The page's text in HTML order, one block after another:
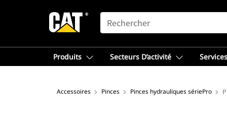
SEARCH
Produits Secteurs D’activité
Accessoires Pinces Pinces hydrauliques sériePro